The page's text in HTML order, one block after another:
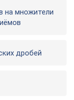
на множители
дробей